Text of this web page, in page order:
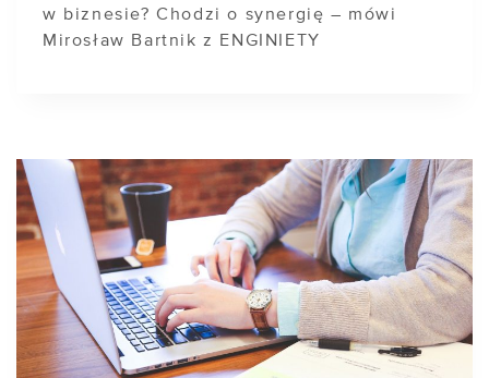
w biznesie? Chodzi o synergię – mówi
Mirosław Bartnik z ENGINIETY